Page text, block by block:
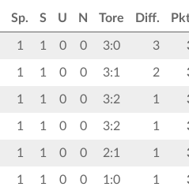
Sp. S U N Tore Diff.
1 1 0 0 3:0 3
1 1 0 0 3:1 2
1 1 0 0 3:2 1
1 1 0 0 3:2 1
1 1 0 0 2:1 1
1 1 0 0 1:0 1